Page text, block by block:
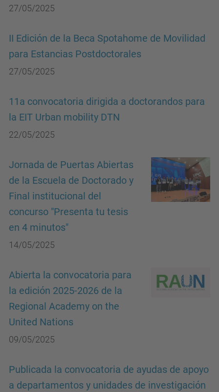
27/05/2025
II Edición de la Beca Spotahome de Movilidad
para Estancias Postdoctorales
27/05/2025
11a convocatoria dirigida a doctorandos para
la EIT Urban mobility DTN
22/05/2025
Jornada de Puertas Abiertas
de la Escuela de Doctorado y
Final institucional del
concurso "Presenta tu tesis
en 4 minutos"
14/05/2025
Abierta la convocatoria para
la edición 2025-2026 de la
Regional Academy on the
United Nations
09/05/2025
Publicada la convocatoria de ayudas de apoyo
a departamentos y unidades de investigación